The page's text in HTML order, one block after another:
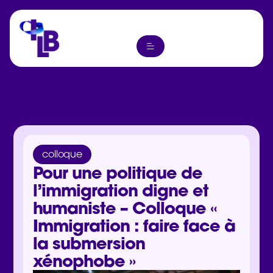
colloque
Pour une politique de
l’immigration digne et
humaniste – Colloque «
Immigration : faire face à
la submersion
xénophobe »